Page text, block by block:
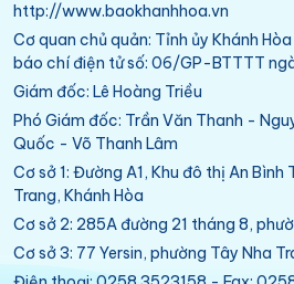
http://www.baokhanhhoa.vn
Cơ quan chủ quản: Tỉnh ủy Khánh
báo chí điện tử số: 06/GP-BTTTT
Giám đốc: Lê Hoàng Triều
Phó Giám đốc: Trần Văn Thanh -
Quốc - Võ Thanh Lâm
Cơ sở 1: Đường A1, Khu đô thị An Bình
Trang, Khánh Hòa
Cơ sở 2: 285A đường 21 tháng 8,
Cơ sở 3: 77 Yersin, phường Tây Nha